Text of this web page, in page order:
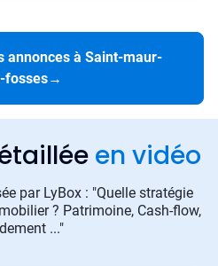
annonces à Saint-maur-
fosses→
en vidéo
par LyBox : "Quelle stratégie
? Patrimoine, Cash-flow,
..."